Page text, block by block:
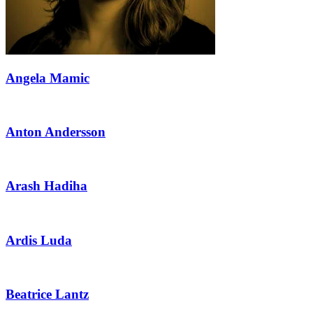
Angela Mamic
Anton Andersson
Arash Hadiha
Ardis Luda
Beatrice Lantz